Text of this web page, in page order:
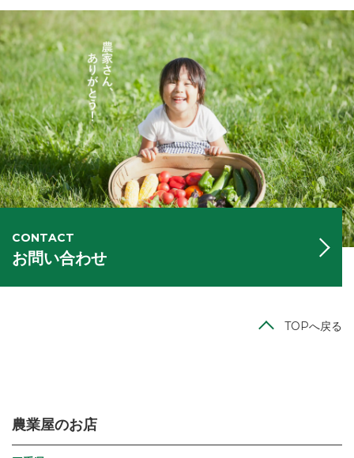
CONTACT
お問い合わせ
TOPへ戻る
農業屋のお店